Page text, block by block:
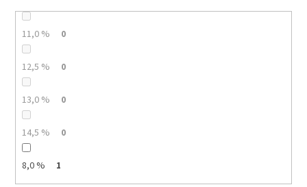
Víno
obsahu
cukru
Dárkové
vína
Delikatesy
vínu
11,0 % 0
12,5 % 0
13,0 % 0
14,5 % 0
8,0 % 1